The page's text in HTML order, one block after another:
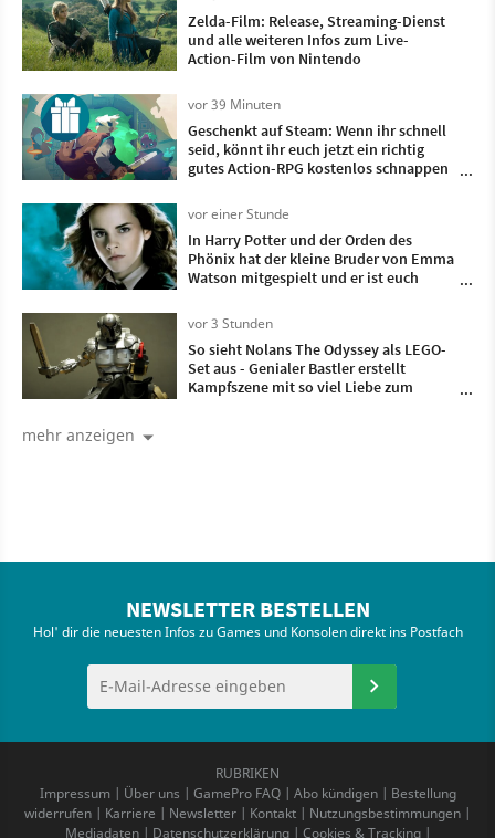
Zelda-Film: Release, Streaming-Dienst
und alle weiteren Infos zum Live-
Action-Film von Nintendo
vor 39 Minuten
Geschenkt auf Steam: Wenn ihr schnell
seid, könnt ihr euch jetzt ein richtig
gutes Action-RPG kostenlos schnappen
vor einer Stunde
In Harry Potter und der Orden des
Phönix hat der kleine Bruder von Emma
Watson mitgespielt und er ist euch
vor 3 Stunden
So sieht Nolans The Odyssey als LEGO-
Set aus - Genialer Bastler erstellt
Kampfszene mit so viel Liebe zum
mehr anzeigen
NEWSLETTER BESTELLEN
Hol' dir die neuesten Infos zu Games und Konsolen direkt ins Postfach
RUBRIKEN
Impressum| Über uns | GamePro FAQ| Abo kündigen| Bestellung
widerrufen | Karriere | Newsletter | Kontakt | Nutzungsbestimmungen |
Mediadaten| Datenschutzerklärung| Cookies & Tracking|